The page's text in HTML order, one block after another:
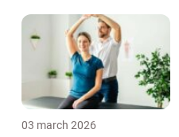
03 march 2026